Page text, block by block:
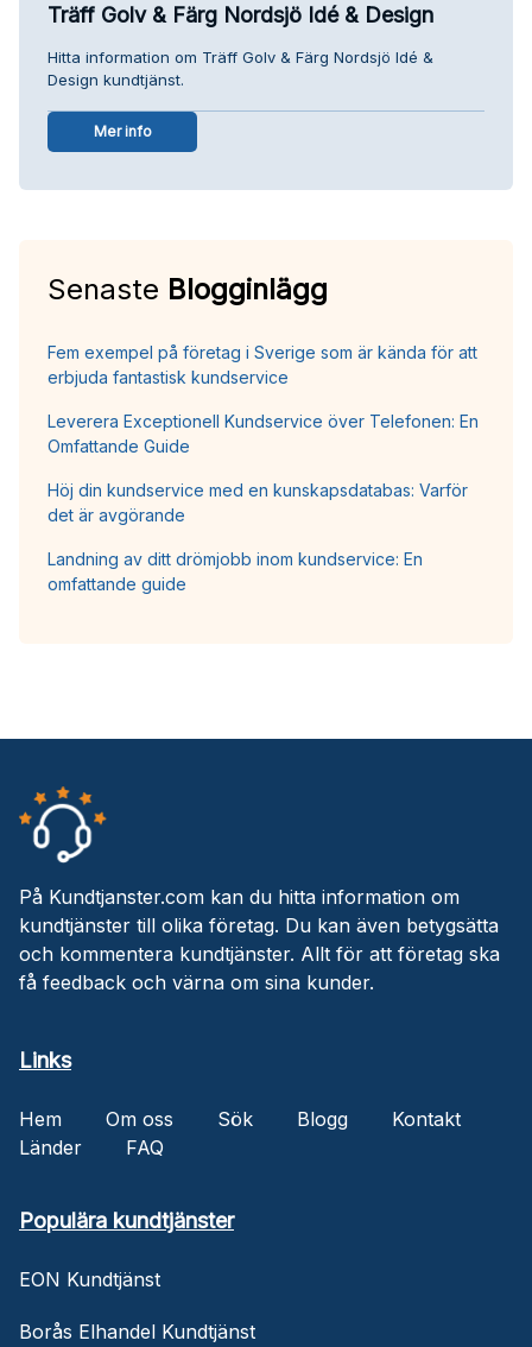
Träff Golv & Färg Nordsjö Idé & Design
Hitta information om Träff Golv & Färg Nordsjö Idé &
Design kundtjänst.
Mer info
Senaste Blogginlägg
Fem exempel på företag i Sverige som är kända för att
erbjuda fantastisk kundservice
Leverera Exceptionell Kundservice över Telefonen: En
Omfattande Guide
Höj din kundservice med en kunskapsdatabas: Varför
det är avgörande
Landning av ditt drömjobb inom kundservice: En
omfattande guide
På Kundtjanster.com kan du hitta information om
kundtjänster till olika företag. Du kan även betygsätta
och kommentera kundtjänster. Allt för att företag ska
få feedback och värna om sina kunder.
Links
Hem Om oss Sök Blogg
Kontakt
Länder
FAQ
Populära kundtjänster
EON Kundtjänst
Borås Elhandel Kundtjänst